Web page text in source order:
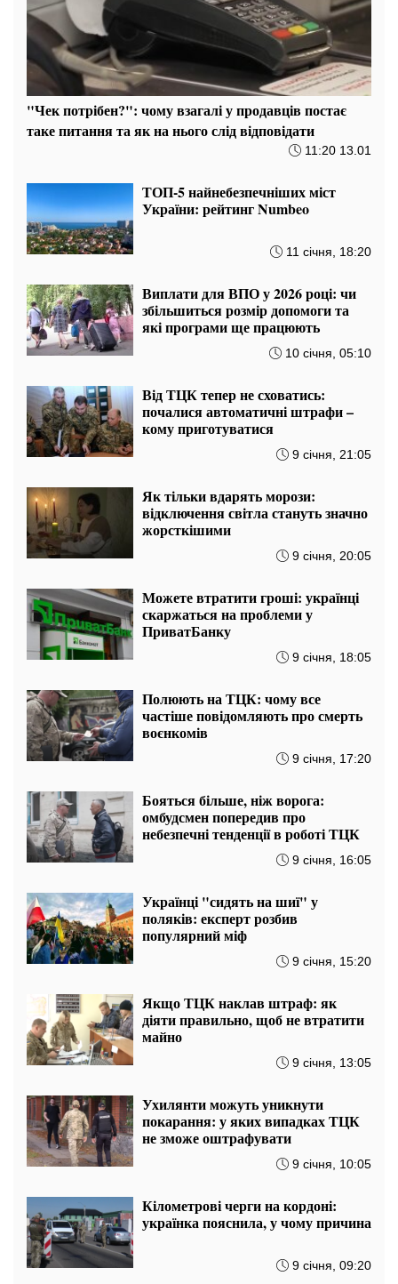
"Чек потрібен?": чому взагалі у продавців постає
таке питання та як на нього слід відповідати
11:20 13.01
ТОП-5 найнебезпечніших міст
України: рейтинг Numbeo
11 січня, 18:20
Виплати для ВПО у 2026 році: чи
збільшиться розмір допомоги та
які програми ще працюють
10 січня, 05:10
Від ТЦК тепер не сховатись:
почалися автоматичні штрафи –
кому приготуватися
9 січня, 21:05
Як тільки вдарять морози:
відключення світла стануть значно
жорсткішими
9 січня, 20:05
Можете втратити гроші: українці
скаржаться на проблеми у
ПриватБанку
9 січня, 18:05
Полюють на ТЦК: чому все
частіше повідомляють про смерть
воєнкомів
9 січня, 17:20
Бояться більше, ніж ворога:
омбудсмен попередив про
небезпечні тенденції в роботі ТЦК
9 січня, 16:05
Українці "сидять на шиї" у
поляків: експерт розбив
популярний міф
9 січня, 15:20
Якщо ТЦК наклав штраф: як
діяти правильно, щоб не втратити
майно
9 січня, 13:05
Ухилянти можуть уникнути
покарання: у яких випадках ТЦК
не зможе оштрафувати
9 січня, 10:05
Кілометрові черги на кордоні:
українка пояснила, у чому причина
9 січня, 09:20